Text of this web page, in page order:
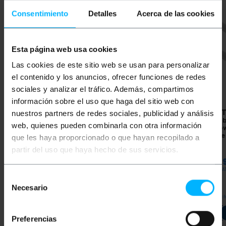
Consentimiento Detalles Acerca de las cookies
Esta página web usa cookies
Las cookies de este sitio web se usan para personalizar
el contenido y los anuncios, ofrecer funciones de redes
sociales y analizar el tráfico. Además, compartimos
información sobre el uso que haga del sitio web con
nuestros partners de redes sociales, publicidad y análisis
web, quienes pueden combinarla con otra información
que les haya proporcionado o que hayan recopilado a
partir del uso que haya hecho de sus servicios.
Necesario
Preferencias
NIEDOSTĘPNY
BEMATIK Sztywny,
zielony bęben z kablem
sieciowym Ethernet kat.
5e FTP CCA o długości
100 m
PVP
24,94€
PVD
19,48€
BEMATIK
100m
elastyczny szary kabel
sieciowy Ethernet Cat.
5e FTP CCA na bębnie
PVP
26,36€
PVD
20,71€
REF:
szary
kat.